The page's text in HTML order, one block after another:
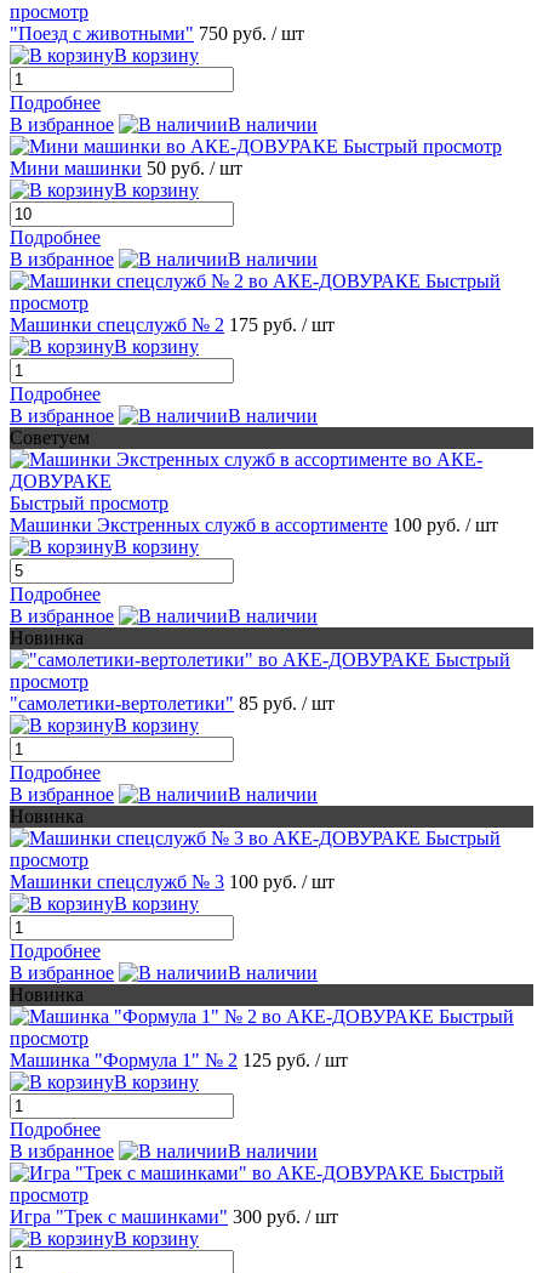
просмотр
"Поезд с животными" 750 руб. / шт
В корзину
Подробнее
В избранное
В наличии
Быстрый просмотр
Мини машинки 50 руб. / шт
В корзину
Подробнее
В избранное
В наличии
Быстрый
просмотр
Машинки спецслужб № 2 175 руб. / шт
В корзину
Подробнее
В избранное
В наличии
Советуем
Быстрый просмотр
Машинки Экстренных служб в ассортименте 100 руб. / шт
В корзину
Подробнее
В избранное
В наличии
Новинка
Быстрый
просмотр
"самолетики-вертолетики" 85 руб. / шт
В корзину
Подробнее
В избранное
В наличии
Новинка
Быстрый
просмотр
Машинки спецслужб № 3 100 руб. / шт
В корзину
Подробнее
В избранное
В наличии
Новинка
Быстрый
просмотр
Машинка "Формула 1" № 2 125 руб. / шт
В корзину
Подробнее
В избранное
В наличии
Быстрый
просмотр
Игра "Трек с машинками" 300 руб. / шт
В корзину